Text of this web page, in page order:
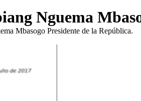
Nguema
Mbasogo Presidente de la República.